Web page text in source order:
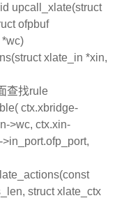
upcall_xlate(struct
ofpbuf
xlate_in *xin,
查找rule
ctx.xbridge-
>wc, ctx.xin-
struct xlate_ctx